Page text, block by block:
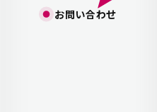
お問い合わせ